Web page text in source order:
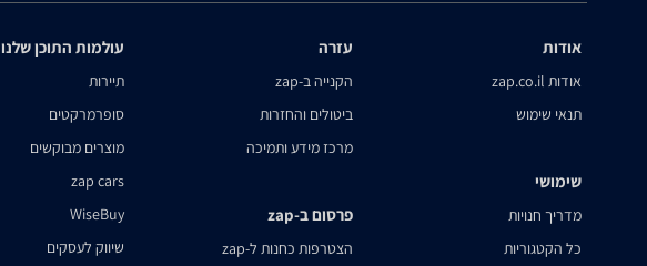
אודות
אודות zap.co.il
תנאי שימוש
שימושי
מדריך חנויות
כל הקטגוריות
עזרה
הקנייה ב-zap
ביטולים והחזרות
מרכז מידע ותמיכה
פרסום ב-zap
הצטרפות כחנות ל-zap
עולמות התוכן שלנו
תיירות
סופרמרקטים
מוצרים מבוקשים
zap cars
WiseBuy
שיווק לעסקים